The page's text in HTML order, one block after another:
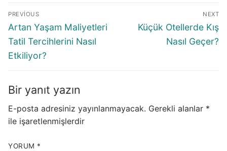
Yazı
gezinmesi
PREVIOUS
Previous
post:
Artan Yaşam Maliyetleri
Tatil Tercihlerini Nasıl
Etkiliyor?
NEXT
Next
Küçük Otellerde Kış
Nasıl Geçer?
Bir yanıt yazın
E-posta adresiniz yayınlanmayacak. Gerekli alanlar *
ile işaretlenmişlerdir
YORUM *